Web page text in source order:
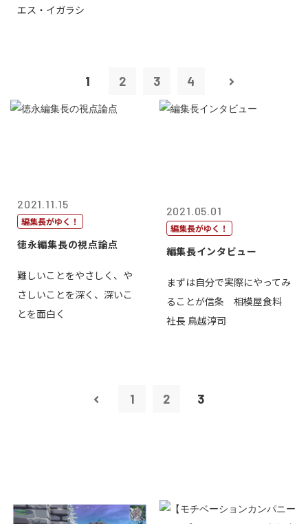
エス・イガラシ
1 2 3 4
2021.11.15
編集長がゆく！
徳永編集長の視点論点
難しいことをやさしく、や
さしいことを深く、深いこ
とを面白く
2021.05.01
編集長がゆく！
編集長インタビュー
まずは自分で実際にやってみ
ることが信条 相模屋食料
社長 鳥越淳司
1 2 3